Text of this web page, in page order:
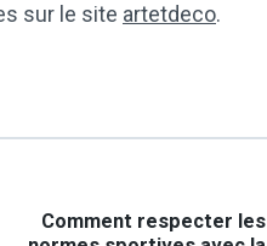
sur le site artetdeco.
Comment respecter les